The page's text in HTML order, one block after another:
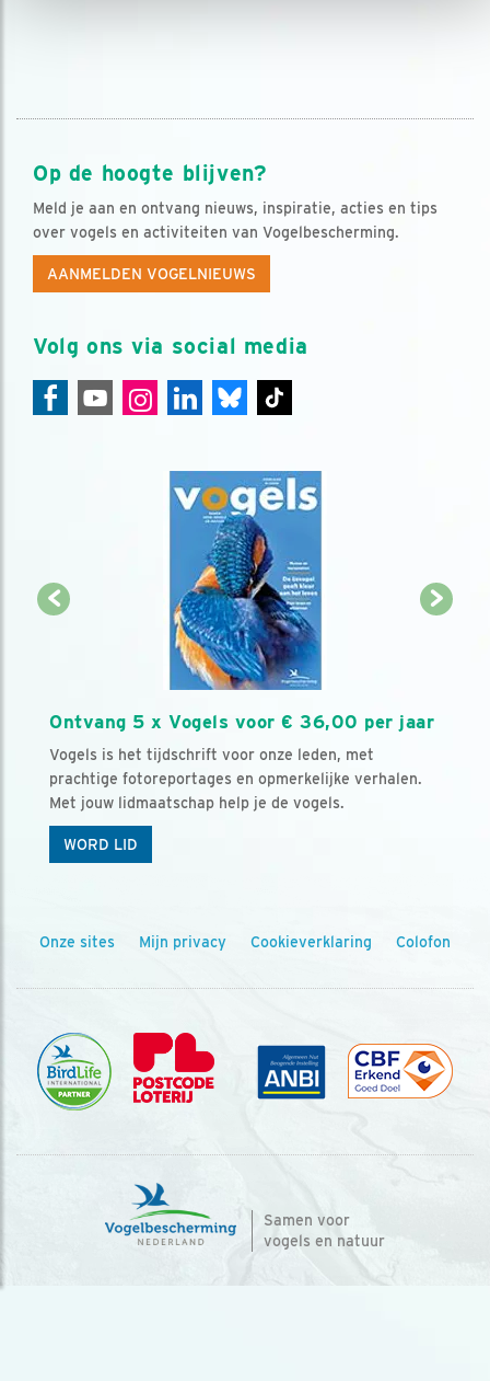
Op de hoogte blijven?
Meld je aan en ontvang nieuws, inspiratie, acties en tips
over vogels en activiteiten van Vogelbescherming.
AANMELDEN VOGELNIEUWS
Volg ons via social media
Ontvang 5 x Vogels voor € 36,00 per jaar
Vogels is het tijdschrift voor onze leden, met
prachtige fotoreportages en opmerkelijke verhalen.
Met jouw lidmaatschap help je de vogels.
WORD LID
Onze sites Mijn privacy Cookieverklaring Colofon
Samen voor
vogels en natuur